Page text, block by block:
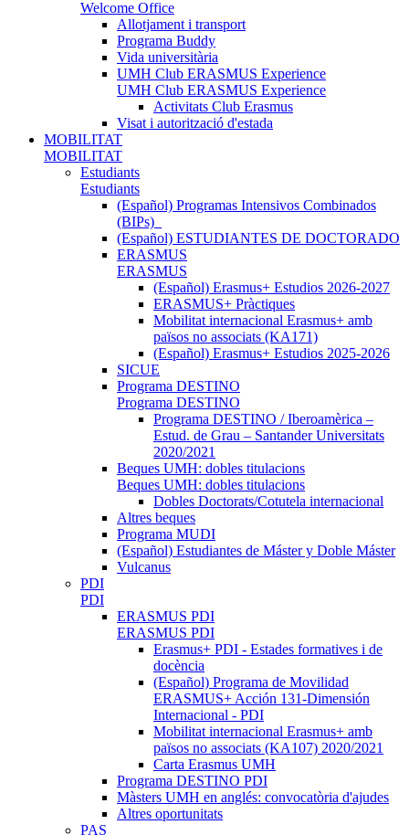
Welcome Office
Allotjament i transport
Programa Buddy
Vida universitària
UMH Club ERASMUS Experience
UMH Club ERASMUS Experience
Activitats Club Erasmus
Visat i autorització d'estada
MOBILITAT
MOBILITAT
Estudiants
Estudiants
(Español) Programas Intensivos Combinados
(BIPs)_
(Español) ESTUDIANTES DE DOCTORADO
ERASMUS
ERASMUS
(Español) Erasmus+ Estudios 2026-2027
ERASMUS+ Pràctiques
Mobilitat internacional Erasmus+ amb
països no associats (KA171)
(Español) Erasmus+ Estudios 2025-2026
SICUE
Programa DESTINO
Programa DESTINO
Programa DESTINO / Iberoamèrica –
Estud. de Grau – Santander Universitats
2020/2021
Beques UMH: dobles titulacions
Beques UMH: dobles titulacions
Dobles Doctorats/Cotutela internacional
Altres beques
Programa MUDI
(Español) Estudiantes de Máster y Doble Máster
Vulcanus
PDI
PDI
ERASMUS PDI
ERASMUS PDI
Erasmus+ PDI - Estades formatives i de
docència
(Español) Programa de Movilidad
ERASMUS+ Acción 131-Dimensión
Internacional - PDI
Mobilitat internacional Erasmus+ amb
països no associats (KA107) 2020/2021
Carta Erasmus UMH
Programa DESTINO PDI
Màsters UMH en anglés: convocatòria d'ajudes
Altres oportunitats
PAS